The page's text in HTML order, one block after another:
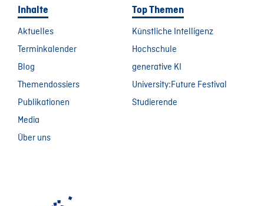
Inhalte
Aktuelles
Terminkalender
Blog
Themendossiers
Publikationen
Media
Über uns
Top Themen
Künstliche Intelligenz
Hochschule
generative KI
University:Future Festival
Studierende